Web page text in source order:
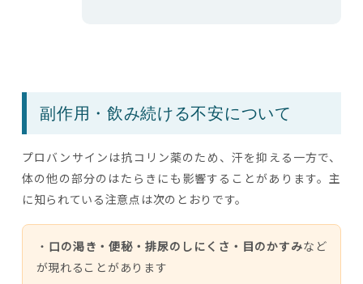
副作用・飲み続ける不安について
プロバンサインは抗コリン薬のため、汗を抑える一方で、
体の他の部分のはたらきにも影響することがあります。主
に知られている注意点は次のとおりです。
・ 口の渇き・便秘・排尿のしにくさ・目のかすみなど
が現れることがあります